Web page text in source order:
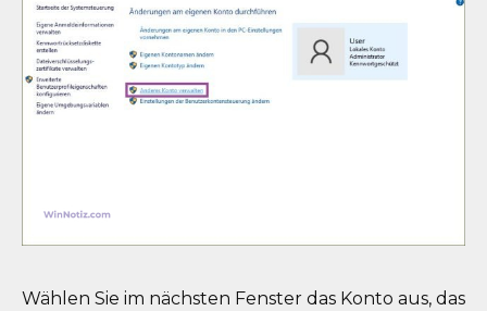
Wählen Sie im nächsten Fenster das Konto aus, das